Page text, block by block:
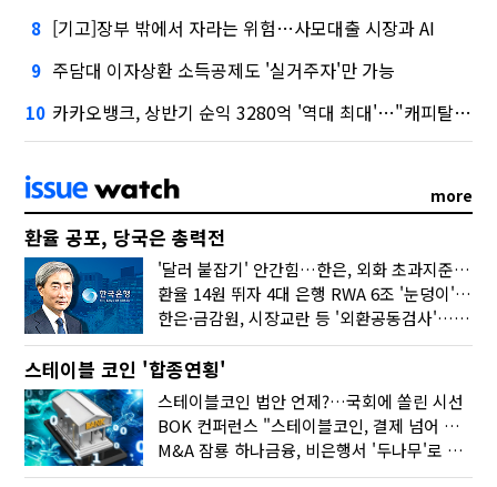
8 [기고]장부 밖에서 자라는 위험…사모대출 시장과 AI
9 주담대 이자상환 소득공제도 '실거주자'만 가능
10 카카오뱅크, 상반기 순익 3280억 '역대 최대'…"캐피탈, 자산 1조원 이상"
more
환율 공포, 당국은 총력전
'달러 붙잡기' 안간힘…한은, 외화 초과지준에 이자 6개월 더
환율 14원 뛰자 4대 은행 RWA 6조 '눈덩이'…2배 뛴 2분기는?
한은·금감원, 시장교란 등 '외환공동검사'…환율 급등 전방위 대응
스테이블 코인 '합종연횡'
스테이블코인 법안 언제?…국회에 쏠린 시선
BOK 컨퍼런스 "스테이블코인, 결제 넘어 보험 대출 등 금융 연결 도구"
M&A 잠룡 하나금융, 비은행서 '두나무'로 눈돌린 이유는